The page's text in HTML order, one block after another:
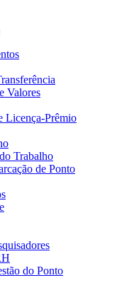
Valores
Licença-Prêmio
Trabalho
de Ponto
do Ponto